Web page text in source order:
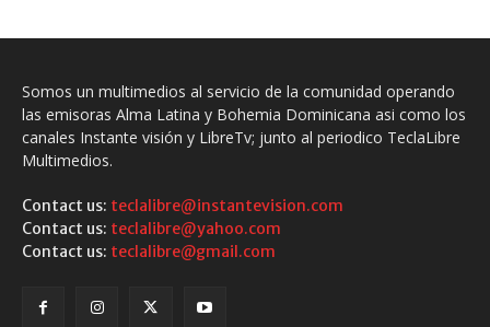
Somos un multimedios al servicio de la comunidad operando
las emisoras Alma Latina y Bohemia Dominicana asi como los
canales Instante visión y LibreTv; junto al periodico TeclaLibre
Multimedios.
Contact us: teclalibre@instantevision.com
Contact us: teclalibre@yahoo.com
Contact us: teclalibre@gmail.com